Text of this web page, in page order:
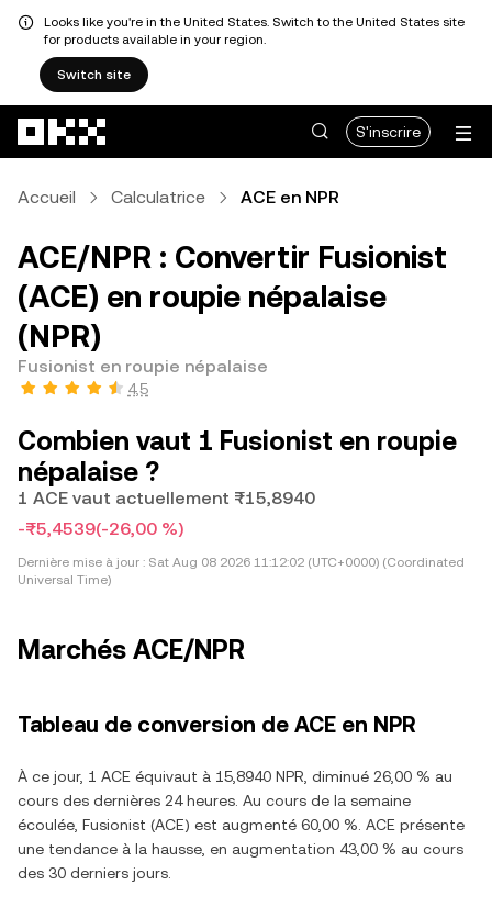
Looks like you're in the United States. Switch to the United States site
for products available in your region.
Switch site
S'inscrire
Accueil Calculatrice ACE en NPR
ACE/NPR : Convertir Fusionist
(ACE) en roupie népalaise
(NPR)
Fusionist en roupie népalaise
4,5
Combien vaut 1 Fusionist en roupie
népalaise ?
1 ACE vaut actuellement ₨15,8940
-₨5,4539(-26,00 %)
Dernière mise à jour : Sat Aug 08 2026 11:12:02 (UTC+0000) (Coordinated
Universal Time)
Marchés ACE/NPR
Tableau de conversion de ACE en NPR
À ce jour, 1 ACE équivaut à 15,8940 NPR, diminué 26,00 % au
cours des dernières 24 heures. Au cours de la semaine
écoulée, Fusionist (ACE) est augmenté 60,00 %. ACE présente
une tendance à la hausse, en augmentation 43,00 % au cours
des 30 derniers jours.